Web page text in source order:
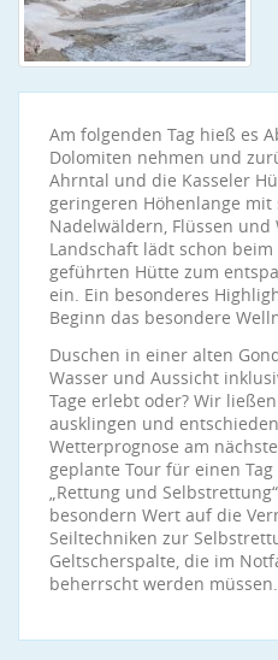
Am folgenden Tag hieß es
Dolomiten nehmen und
Ahrntal und die Kasseler
geringeren Höhenlange mit
Nadelwäldern, Flüssen und
Landschaft lädt schon
geführten Hütte zum
ein. Ein besonderes
Beginn das besondere
Duschen in einer alten
Wasser und Aussicht
Tage erlebt oder? Wir
ausklingen und
Wetterprognose am
geplante Tour für einen
„Rettung und
besondern Wert auf die
Seiltechniken zur
Geltscherspalte, die im
beherrscht werden müssen.